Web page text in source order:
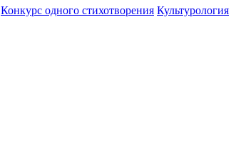
Конкурс одного стихотворения Культурология